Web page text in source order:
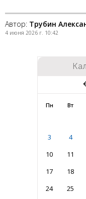
Автор: Трубин
4 июня 2026 г. 10:42
Пн Вт
3
4
10
11
17
18
24
25